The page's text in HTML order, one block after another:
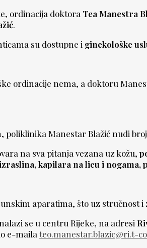
ordinacija doktora Tea Manestra
.
su dostupne i ginekološke
ordinacije nema, a doktoru
poliklinika Manestar Blažić nudi
na sva pitanja vezana uz kožu,
kapilara na licu i
aparatima, što uz stručnost
se u centru Rijeke, na adresi
e-maila teo.manestar.blazic@ri.t-